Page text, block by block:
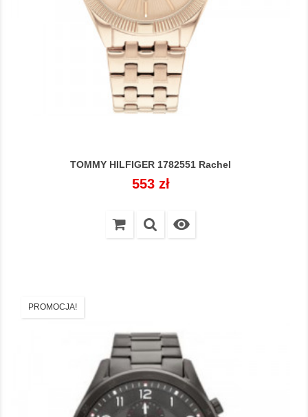
TOMMY HILFIGER 1782551 Rachel
Cena
553 zł

PROMOCJA!